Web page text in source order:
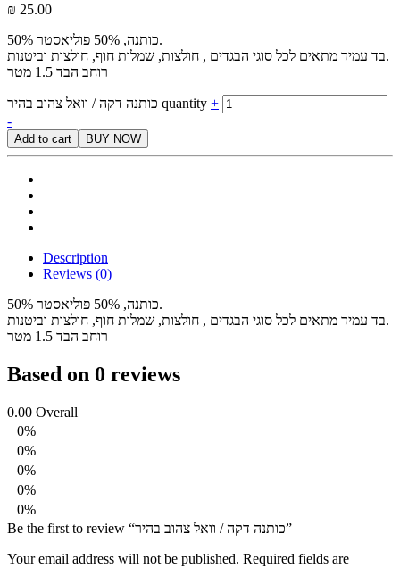
₪ 25.00
50% כותנה, 50% פוליאסטר.
בד עמיד מתאים לכל סוגי הבגדים , חולצות, שמלות חוף, חולצות וביטנות.
רוחב הבד 1.5 מטר
כותנה דקה / וואל צהוב בהיר quantity +
-
Add to cart BUY NOW
Description
Reviews (0)
50% כותנה, 50% פוליאסטר.
בד עמיד מתאים לכל סוגי הבגדים , חולצות, שמלות חוף, חולצות וביטנות.
רוחב הבד 1.5 מטר
Based on 0 reviews
0.00 Overall
0%
0%
0%
0%
0%
Be the first to review “כותנה דקה / וואל צהוב בהיר”
Your email address will not be published. Required fields are